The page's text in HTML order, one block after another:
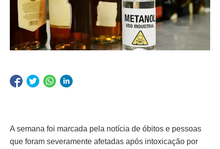
A semana foi marcada pela notícia de óbitos e pessoas
que foram severamente afetadas após intoxicação por